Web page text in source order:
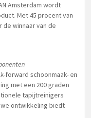
Amsterdam wordt
Met 45 procent van
de winnaar van de
forward schoonmaak- en
met een 200 graden
tapijtreinigers
ontwikkeling biedt